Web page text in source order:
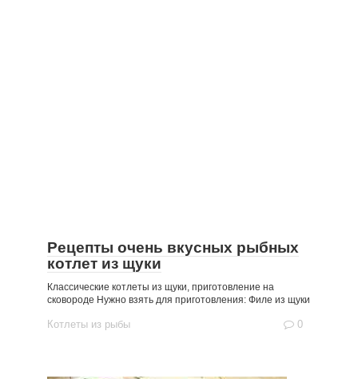
Рецепты очень вкусных рыбных
котлет из щуки
Классические котлеты из щуки, приготовление на
сковороде Нужно взять для приготовления: Филе из щуки
Котлеты из рыбы 0